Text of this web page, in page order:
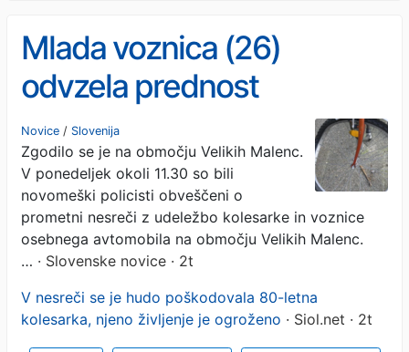
Mlada voznica (26)
odvzela prednost
kolesarki: življenje 80-
letnice visi na nitki
Novice / Slovenija
Zgodilo se je na območju Velikih Malenc.
V ponedeljek okoli 11.30 so bili
novomeški policisti obveščeni o
prometni nesreči z udeležbo kolesarke in voznice
osebnega avtomobila na območju Velikih Malenc.
… · Slovenske novice · 2t
V nesreči se je hudo poškodovala 80-letna
kolesarka, njeno življenje je ogroženo · Siol.net · 2t